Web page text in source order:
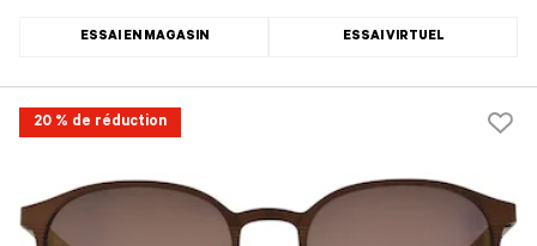
ESSAI EN MAGASIN ESSAI VIRTUEL
20 % de réduction